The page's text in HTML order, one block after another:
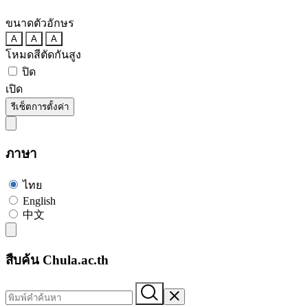
ขนาดตัวอักษร
A A A
โหมดสีตัดกันสูง
ปิด
เปิด
รีเซ็ตการตั้งค่า
ภาษา
ไทย
English
中文
สืบค้น Chula.ac.th